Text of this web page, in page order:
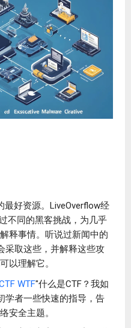
最好资源。LiveOverflow经
不同的黑客挑战，为几乎
释事情。听说过新闻中的
采取这些，并解释这些攻
以理解它。
WTF"什么是CTF？我如
学者一些快速的指导，告
安全主题。